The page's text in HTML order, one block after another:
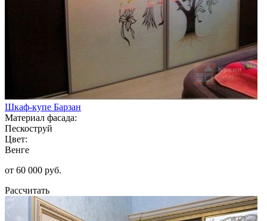
Шкаф-купе Барзан
Материал фасада:
Пескоструй
Цвет:
Венге
от 60 000 руб.
Рассчитать